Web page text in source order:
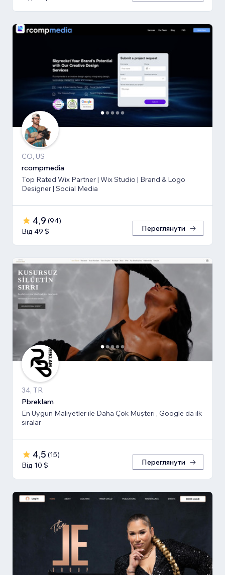
CO, US
rcompmedia
Top Rated Wix Partner | Wix Studio | Brand & Logo
Designer | Social Media
4,9 (94)
Від 49 $
Переглянути
34, TR
Pbreklam
En Uygun Maliyetler ile Daha Çok Müşteri , Google da ilk
sıralar
4,5 (15)
Від 10 $
Переглянути